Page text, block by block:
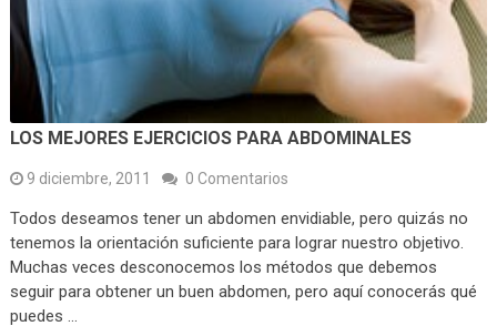
LOS MEJORES EJERCICIOS PARA ABDOMINALES
9 diciembre, 2011 0 Comentarios
Todos deseamos tener un abdomen envidiable, pero quizás no
tenemos la orientación suficiente para lograr nuestro objetivo.
Muchas veces desconocemos los métodos que debemos
seguir para obtener un buen abdomen, pero aquí conocerás qué
puedes …